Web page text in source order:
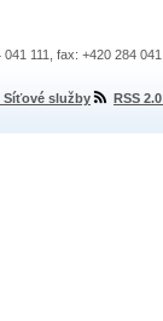
111, fax: +420 284
Síťové služby RSS